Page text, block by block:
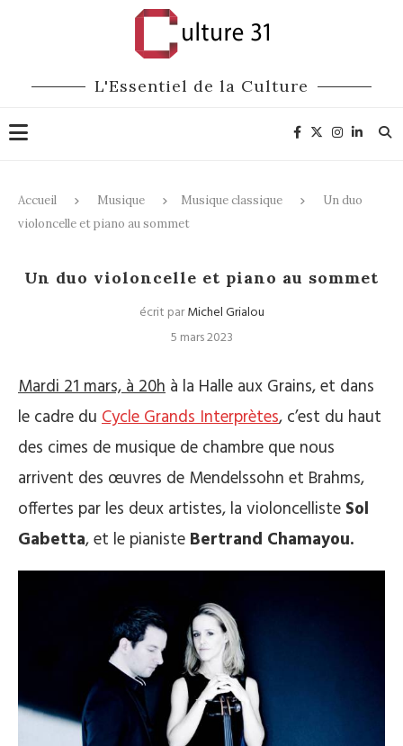
L'Essentiel de la Culture
Accueil Musique Musique classique
Un duo
violoncelle et piano au sommet
Un duo violoncelle et piano au sommet
écrit parMichel Grialou
5 mars 2023
Mardi 21 mars, à 20h à la Halle aux Grains, et dans
le cadre du Cycle Grands Interprètes, c’est du haut
des cimes de musique de chambre que nous
arrivent des œuvres de Mendelssohn et Brahms,
offertes par les deux artistes, la violoncelliste Sol
Gabetta, et le pianiste Bertrand Chamayou.